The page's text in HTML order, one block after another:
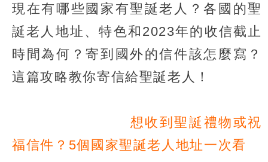
現在有哪些國家有聖誕老人？各國的聖
誕老人地址、特色和2023年的收信截止
時間為何？寄到國外的信件該怎麼寫？
這篇攻略教你寄信給聖誕老人！
想收到聖誕禮物或祝
福信件？5個國家聖誕老人地址一次看